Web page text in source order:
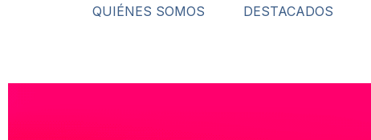
QUIÉNES SOMOS DESTACADOS